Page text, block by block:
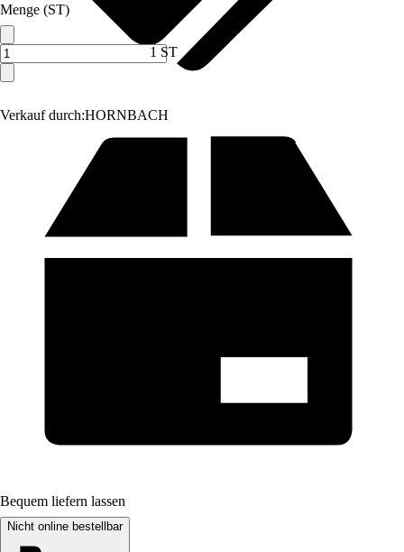
Verkauf durch:HORNBACH
Menge (ST)
1 ST
Bequem liefern lassen
Nicht online bestellbar